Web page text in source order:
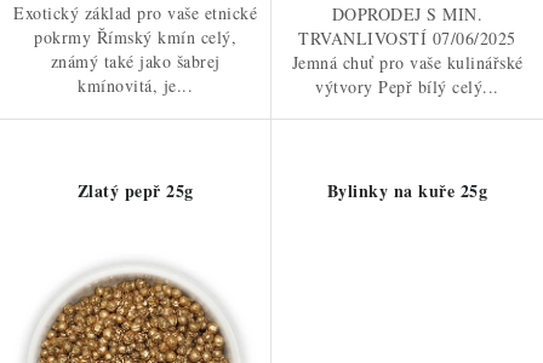
Exotický základ pro vaše etnické
pokrmy Římský kmín celý,
známý také jako šabrej
kmínovitá, je...
DOPRODEJ S MIN.
TRVANLIVOSTÍ 07/06/2025
Jemná chuť pro vaše kulinářské
výtvory Pepř bílý celý...
Zlatý pepř 25g Bylinky na kuře 25g